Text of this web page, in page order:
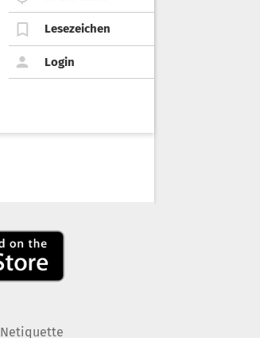
Lesezeichen
Login
Netiquette